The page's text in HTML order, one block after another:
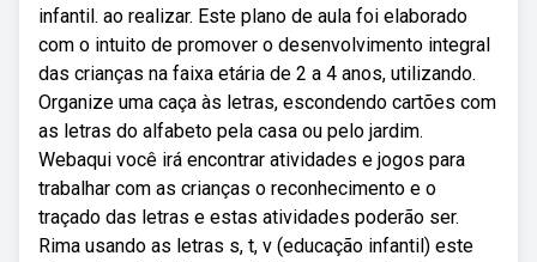
infantil. ao realizar. Este plano de aula foi elaborado
com o intuito de promover o desenvolvimento integral
das crianças na faixa etária de 2 a 4 anos, utilizando.
Organize uma caça às letras, escondendo cartões com
as letras do alfabeto pela casa ou pelo jardim.
Webaqui você irá encontrar atividades e jogos para
trabalhar com as crianças o reconhecimento e o
traçado das letras e estas atividades poderão ser.
Rima usando as letras s, t, v (educação infantil) este